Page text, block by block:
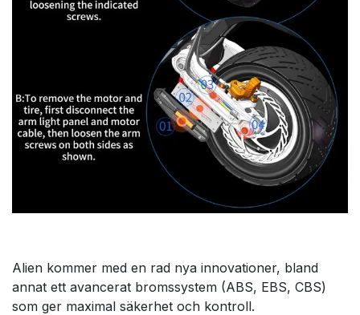
Alien kommer med en rad nya innovationer, bland
annat ett avancerat bromssystem (ABS, EBS, CBS)
som ger maximal säkerhet och kontroll.